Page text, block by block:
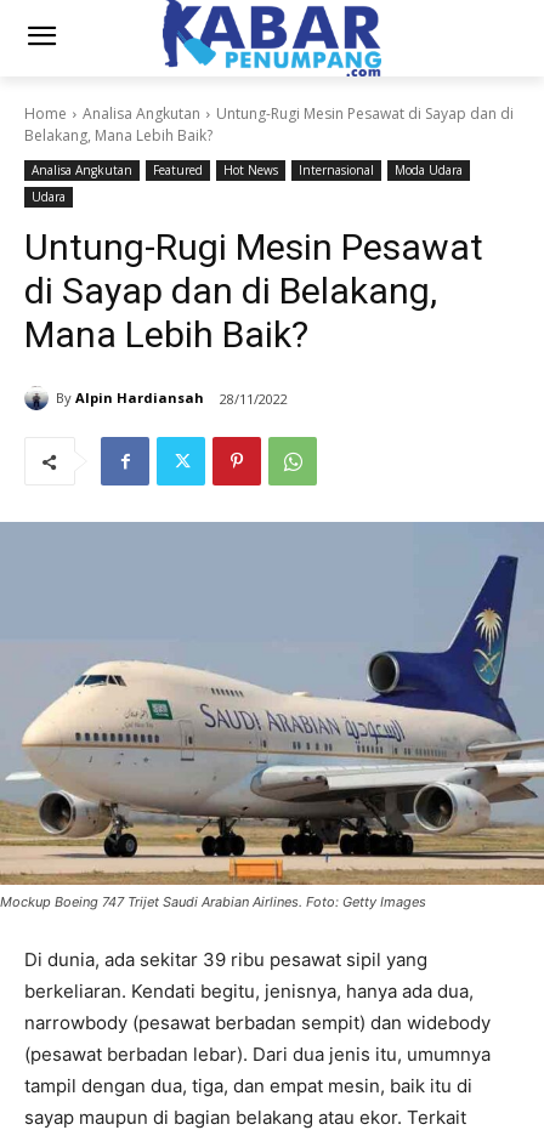
Home Analisa Angkutan
Untung-Rugi Mesin Pesawat di Sayap dan di
Belakang, Mana Lebih Baik?
Analisa Angkutan Featured Hot News Internasional
Moda Udara
Udara
Untung-Rugi Mesin Pesawat
di Sayap dan di Belakang,
Mana Lebih Baik?
By Alpin Hardiansah 28/11/2022
Mockup Boeing 747 Trijet Saudi Arabian Airlines. Foto: Getty Images
Di dunia, ada sekitar 39 ribu pesawat sipil yang
berkeliaran. Kendati begitu, jenisnya, hanya ada dua,
narrowbody (pesawat berbadan sempit) dan widebody
(pesawat berbadan lebar). Dari dua jenis itu, umumnya
tampil dengan dua, tiga, dan empat mesin, baik itu di
sayap maupun di bagian belakang atau ekor. Terkait